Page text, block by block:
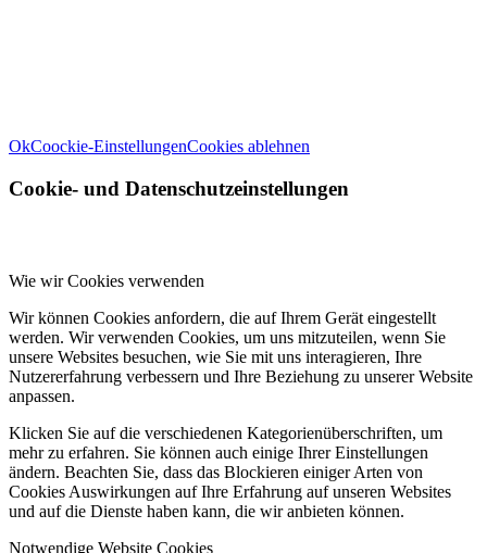
OkCoockie-EinstellungenCookies ablehnen
Cookie- und Datenschutzeinstellungen
Wie wir Cookies verwenden
Wir können Cookies anfordern, die auf Ihrem Gerät eingestellt
werden. Wir verwenden Cookies, um uns mitzuteilen, wenn Sie
unsere Websites besuchen, wie Sie mit uns interagieren, Ihre
Nutzererfahrung verbessern und Ihre Beziehung zu unserer Website
anpassen.
Klicken Sie auf die verschiedenen Kategorienüberschriften, um
mehr zu erfahren. Sie können auch einige Ihrer Einstellungen
ändern. Beachten Sie, dass das Blockieren einiger Arten von
Cookies Auswirkungen auf Ihre Erfahrung auf unseren Websites
und auf die Dienste haben kann, die wir anbieten können.
Notwendige Website Cookies